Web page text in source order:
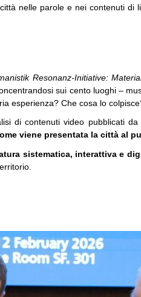
nelle parole e nei contenuti
Resonanz-Initiative:
sui cento luoghi –
esperienza? Che cosa lo
di contenuti video pubblicati
viene presentata la città al
sistematica, interattiva e